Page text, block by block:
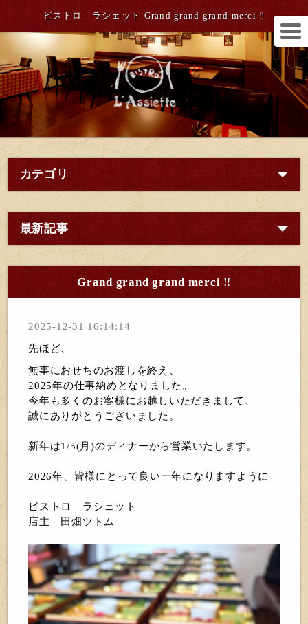
ビストロ ラシェット Grand grand grand merci ‼︎
カテゴリ
最新記事
Grand grand grand merci ‼︎
2025-12-31 16:14:14
先ほど、
無事におせちのお渡しを終え、
2025年の仕事納めとなりました。
今年も多くのお客様にお越しいただきまして、
誠にありがとうございました。
新年は1/5(月)のディナーから営業いたします。
2026年、皆様にとって良い一年になりますように
ビストロ ラシェット
店主 田畑ツトム